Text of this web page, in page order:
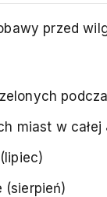
przed
miast w całej
(sierpień)